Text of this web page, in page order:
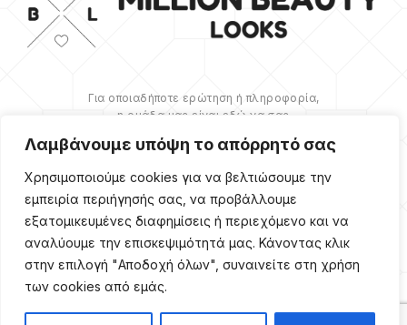
Λαμβάνουμε υπόψη το απόρρητό σας
Χρησιμοποιούμε cookies για να βελτιώσουμε την
εμπειρία περιήγησής σας, να προβάλλουμε
εξατομικευμένες διαφημίσεις ή περιεχόμενο και να
αναλύουμε την επισκεψιμότητά μας. Κάνοντας κλικ
στην επιλογή "Αποδοχή όλων", συναινείτε στη χρήση
των cookies από εμάς.
Για οποιαδήποτε ερώτηση ή πληροφορία,
η ομάδα μας είναι εδώ να σας
βοηθήσουμε.
ΠΕΡΙΣΣΌΤΕΡΑ
Copyright ©2026Million
Reserved. Κατασκευή